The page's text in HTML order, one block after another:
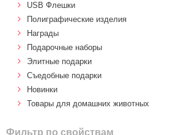
USB Флешки
Полиграфические изделия
Награды
Подарочные наборы
Элитные подарки
Cъедобные подарки
Новинки
Товары для домашних животных
Фильтр по свойствам